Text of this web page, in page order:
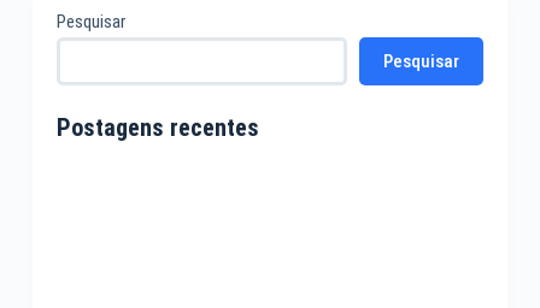
Pesquisar
Pesquisar
Postagens recentes